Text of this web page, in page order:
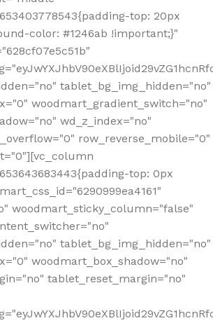
top: 20px
color: #1246ab !important;}"
tablet_bg_img_hidden="no"
woodmart_gradient_switch="no"
wd_z_index="no"
row_reverse_mobile="0"
top: 0px
woodmart_sticky_column="false"
tablet_bg_img_hidden="no"
woodmart_box_shadow="no"
tablet_reset_margin="no"